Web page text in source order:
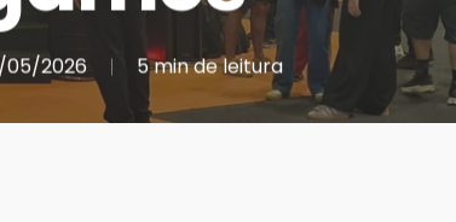
05/2026 5 min de leitura